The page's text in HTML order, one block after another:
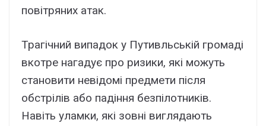
повітряних атак.
Трагічний випадок у Путивльській громаді
вкотре нагадує про ризики, які можуть
становити невідомі предмети після
обстрілів або падіння безпілотників.
Навіть уламки, які зовні виглядають